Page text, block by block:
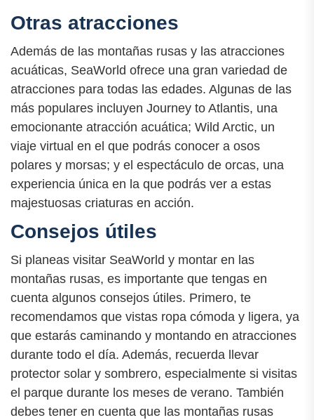
Otras atracciones
Además de las montañas rusas y las atracciones
acuáticas, SeaWorld ofrece una gran variedad de
atracciones para todas las edades. Algunas de las
más populares incluyen Journey to Atlantis, una
emocionante atracción acuática; Wild Arctic, un
viaje virtual en el que podrás conocer a osos
polares y morsas; y el espectáculo de orcas, una
experiencia única en la que podrás ver a estas
majestuosas criaturas en acción.
Consejos útiles
Si planeas visitar SeaWorld y montar en las
montañas rusas, es importante que tengas en
cuenta algunos consejos útiles. Primero, te
recomendamos que vistas ropa cómoda y ligera, ya
que estarás caminando y montando en atracciones
durante todo el día. Además, recuerda llevar
protector solar y sombrero, especialmente si visitas
el parque durante los meses de verano. También
debes tener en cuenta que las montañas rusas